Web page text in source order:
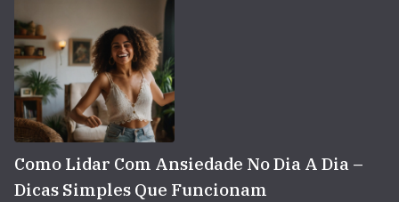
Como Lidar Com Ansiedade No Dia A Dia –
Dicas Simples Que Funcionam